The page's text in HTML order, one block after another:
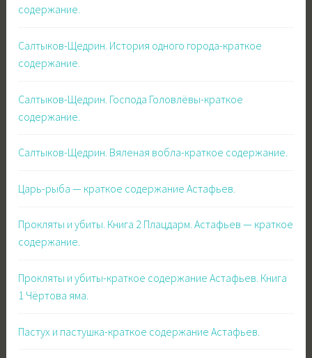
содержание.
Салтыков-Щедрин. История одного города-краткое
содержание.
Салтыков-Щедрин. Господа Головлёвы-краткое
содержание.
Салтыков-Щедрин. Вяленая вобла-краткое содержание.
Царь-рыба — краткое содержание Астафьев.
Прокляты и убиты. Книга 2 Плацдарм. Астафьев — краткое
содержание.
Прокляты и убиты-краткое содержание Астафьев. Книга
1 Чёртова яма.
Пастух и пастушка-краткое содержание Астафьев.